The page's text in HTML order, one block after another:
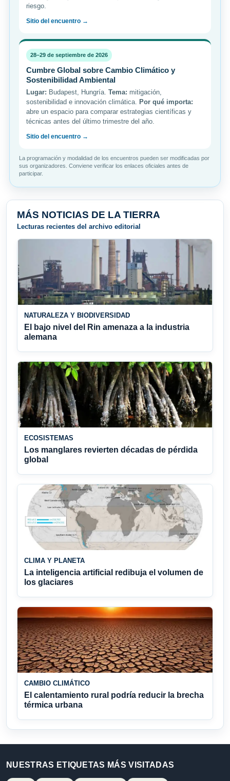
riesgo.
Sitio del encuentro →
28–29 de septiembre de 2026
Cumbre Global sobre Cambio Climático y
Sostenibilidad Ambiental
Lugar: Budapest, Hungría. Tema: mitigación,
sostenibilidad e innovación climática.
Por qué importa:
abre un espacio para comparar estrategias científicas y
técnicas antes del último trimestre del año.
Sitio del encuentro →
La programación y modalidad de los encuentros pueden ser modificadas por
sus organizadores. Conviene verificar los enlaces oficiales antes de
participar.
MÁS NOTICIAS DE LA TIERRA
Lecturas recientes del archivo editorial
NATURALEZA Y BIODIVERSIDAD
El bajo nivel del Rin amenaza a la industria
alemana
ECOSISTEMAS
Los manglares revierten décadas de pérdida
global
CLIMA Y PLANETA
La inteligencia artificial redibuja el volumen de
los glaciares
CAMBIO CLIMÁTICO
El calentamiento rural podría reducir la brecha
térmica urbana
NUESTRAS ETIQUETAS MÁS VISITADAS